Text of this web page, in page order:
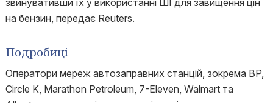
звинувативши їх у використанні ШІ для завищення цін
на бензин, передає Reuters.
Подробиці
Оператори мереж автозаправних станцій, зокрема BP,
Circle K, Marathon Petroleum, 7-Eleven, Walmart та